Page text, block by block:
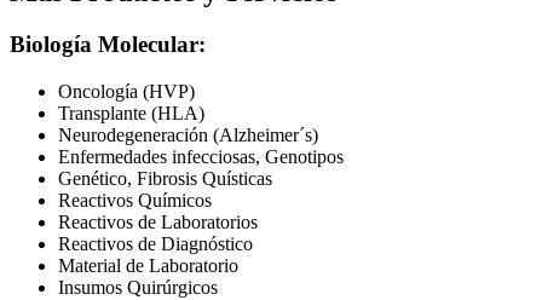
Biología Molecular:
Oncología (HVP)
Transplante (HLA)
Neurodegeneración (Alzheimer´s)
Enfermedades infecciosas, Genotipos
Genético, Fibrosis Quísticas
Reactivos Químicos
Reactivos de Laboratorios
Reactivos de Diagnóstico
Material de Laboratorio
Insumos Quirúrgicos